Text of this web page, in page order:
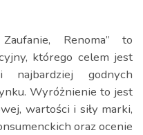
Renoma” to
którego celem jest
najbardziej godnych
Wyróżnienie to jest
wartości i siły marki,
oraz ocenie